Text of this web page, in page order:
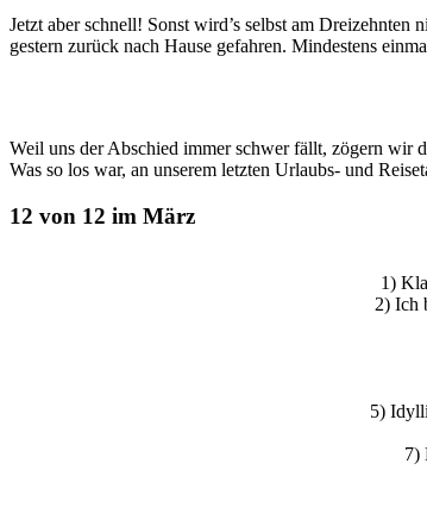
Jetzt aber schnell! Sonst wird’s selbst am
gestern zurück nach Hause gefahren. Mindestens
Weil uns der Abschied immer schwer fällt, zögern wir
Was so los war, an unserem letzten Urlaubs- und
12 von 12 im März
1)
2) Ich
5)
7)